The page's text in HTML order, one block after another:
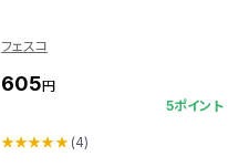
フェスコ
605円
5ポイント
★★★★★ (4)